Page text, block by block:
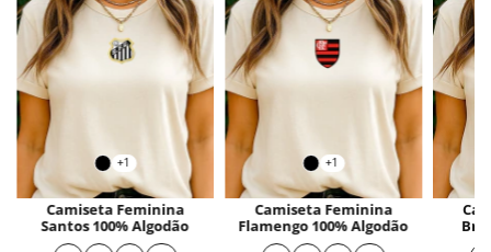
+1
Camiseta Feminina
Santos 100% Algodão
+1
Camiseta Feminina
Flamengo 100% Algodão